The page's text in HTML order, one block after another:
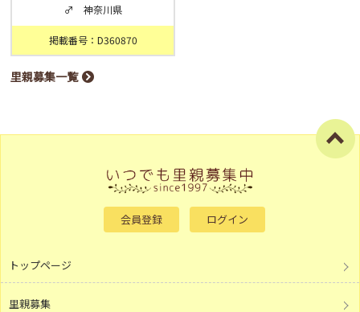
♂ 神奈川県
掲載番号：D360870
里親募集一覧
会員登録 ログイン
トップページ
里親募集